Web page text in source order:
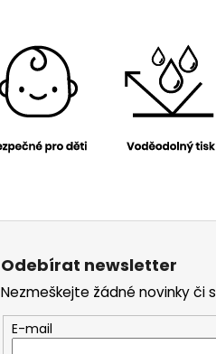
Odebírat newsletter
Nezmeškejte žádné novinky či
E-mail